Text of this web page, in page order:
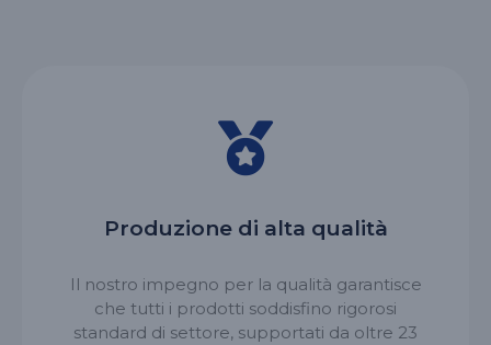
Produzione di alta qualità
Il nostro impegno per la qualità garantisce
che tutti i prodotti soddisfino rigorosi
standard di settore, supportati da oltre 23